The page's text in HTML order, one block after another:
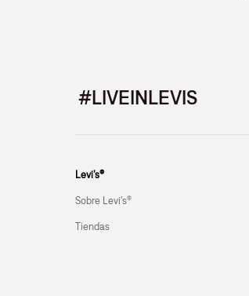
#LIVEINLEVIS
Levi’s®
Sobre Levi's®
Tiendas